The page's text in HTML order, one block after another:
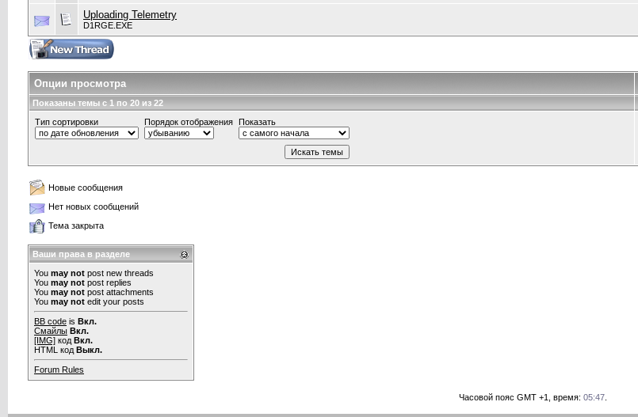
Uploading Telemetry
D1RGE.EXE
Опции просмотра
Показаны темы с 1 по 20 из 22
Тип сортировки
Порядок отображения Показать
Новые сообщения
Нет новых сообщений
Тема закрыта
Ваши права в разделе
You may not post new threads
You may not post replies
You may not post attachments
You may not edit your posts
BB code is Вкл.
Смайлы Вкл.
[IMG] код Вкл.
HTML код Выкл.
Forum Rules
Часовой пояс GMT +1, время: 05:47.